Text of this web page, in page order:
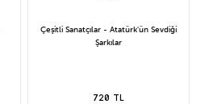
Çeşitli Sanatçılar - Atatürk'ün Sevdiği
Şarkılar
720 TL